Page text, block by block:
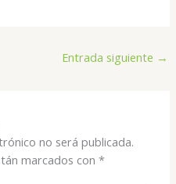
Entrada siguiente →
no será publicada.
marcados con*